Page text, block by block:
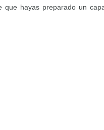
que hayas preparado un